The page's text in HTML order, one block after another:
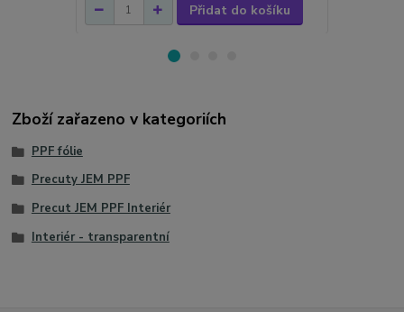
Přidat do košíku
Zboží zařazeno v kategoriích
PPF fólie
Precuty JEM PPF
Precut JEM PPF Interiér
Interiér - transparentní